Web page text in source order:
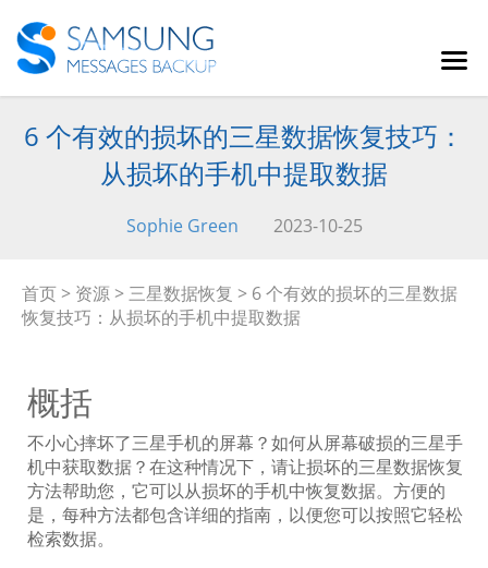
6 个有效的损坏的三星数据恢复技巧：
从损坏的手机中提取数据
Sophie Green 2023-10-25
首页 > 资源 > 三星数据恢复 > 6 个有效的损坏的三星数据
恢复技巧：从损坏的手机中提取数据
概括
不小心摔坏了三星手机的屏幕？如何从屏幕破损的三星手
机中获取数据？在这种情况下，请让损坏的三星数据恢复
方法帮助您，它可以从损坏的手机中恢复数据。方便的
是，每种方法都包含详细的指南，以便您可以按照它轻松
检索数据。